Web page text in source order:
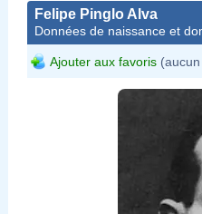
Felipe Pinglo Alva
Données de naissance et
Ajouter aux favoris